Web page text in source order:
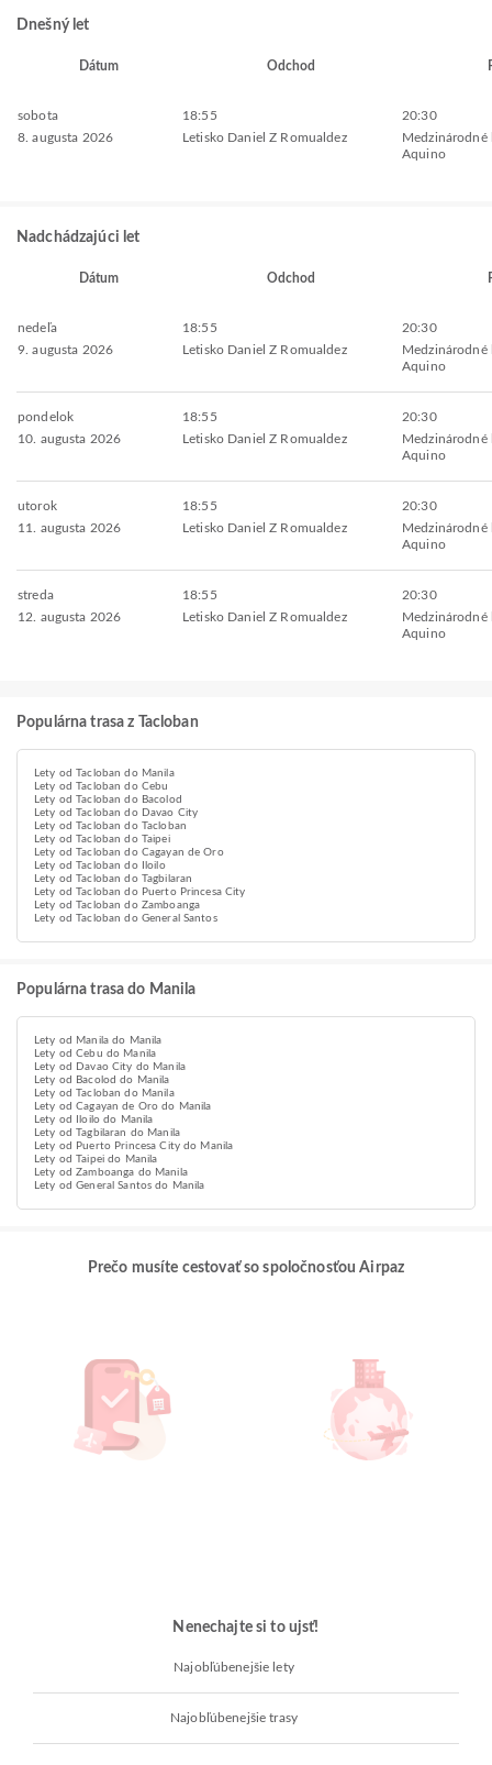
Dnešný let
Dátum Odchod
sobota
8. augusta 2026
18:55
Letisko Daniel Z Romualdez
20:30
Medzinárodné
Aquino
Nadchádzajúci let
Dátum Odchod
nedeľa
9. augusta 2026
18:55
Letisko Daniel Z Romualdez
20:30
Medzinárodné
Aquino
pondelok
10. augusta 2026
18:55
Letisko Daniel Z Romualdez
20:30
Medzinárodné
Aquino
utorok
11. augusta 2026
18:55
Letisko Daniel Z Romualdez
20:30
Medzinárodné
Aquino
streda
12. augusta 2026
18:55
Letisko Daniel Z Romualdez
20:30
Medzinárodné
Aquino
Populárna trasa z Tacloban
Lety od Tacloban do Manila
Lety od Tacloban do Cebu
Lety od Tacloban do Bacolod
Lety od Tacloban do Davao City
Lety od Tacloban do Tacloban
Lety od Tacloban do Taipei
Lety od Tacloban do Cagayan de Oro
Lety od Tacloban do Iloilo
Lety od Tacloban do Tagbilaran
Lety od Tacloban do Puerto Princesa City
Lety od Tacloban do Zamboanga
Lety od Tacloban do General Santos
Populárna trasa do Manila
Lety od Manila do Manila
Lety od Cebu do Manila
Lety od Davao City do Manila
Lety od Bacolod do Manila
Lety od Tacloban do Manila
Lety od Cagayan de Oro do Manila
Lety od Iloilo do Manila
Lety od Tagbilaran do Manila
Lety od Puerto Princesa City do Manila
Lety od Taipei do Manila
Lety od Zamboanga do Manila
Lety od General Santos do Manila
Prečo musíte cestovať so spoločnosťou Airpaz
Nenechajte si to ujsť!
Najobľúbenejšie lety
Najobľúbenejšie trasy